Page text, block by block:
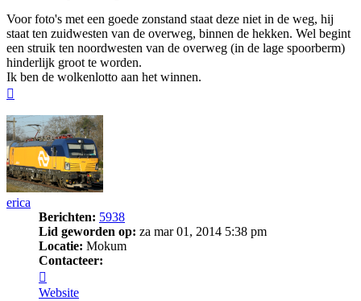
Voor foto's met een goede zonstand staat deze niet in de weg, hij
staat ten zuidwesten van de overweg, binnen de hekken. Wel begint
een struik ten noordwesten van de overweg (in de lage spoorberm)
hinderlijk groot te worden.
Ik ben de wolkenlotto aan het winnen.
erica
Berichten: 5938
Lid geworden op: za mar 01, 2014 5:38 pm
Locatie: Mokum
Contacteer:
erica
Website